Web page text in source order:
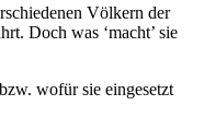
Völkern der
Doch was ‘macht’ sie
wofür sie eingesetzt